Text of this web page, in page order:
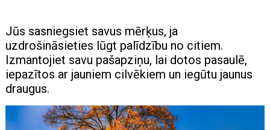
Jūs sasniegsiet savus mērķus, ja
uzdrošināsieties lūgt palīdzību no citiem.
Izmantojiet savu pašapziņu, lai dotos pasaulē,
iepazītos ar jauniem cilvēkiem un iegūtu jaunus
draugus.